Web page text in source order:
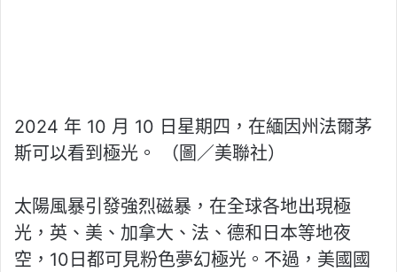
2024 年 10 月 10 日星期四，在緬因州法爾茅
斯可以看到極光。 （圖／美聯社）
太陽風暴引發強烈磁暴，在全球各地出現極
光，英、美、加拿大、法、德和日本等地夜
空，10日都可見粉色夢幻極光。不過，美國國